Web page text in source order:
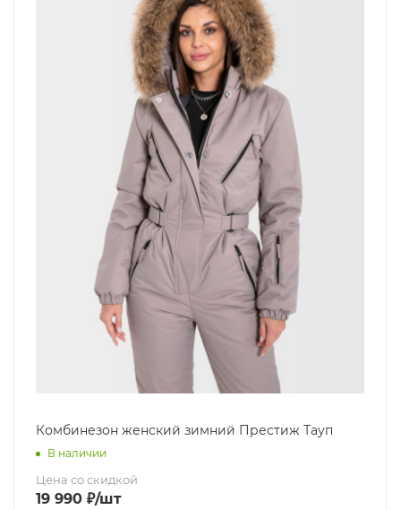
Комбинезон женский зимний Престиж Тауп
В наличии
Цена со скидкой
19 990 ₽/шт